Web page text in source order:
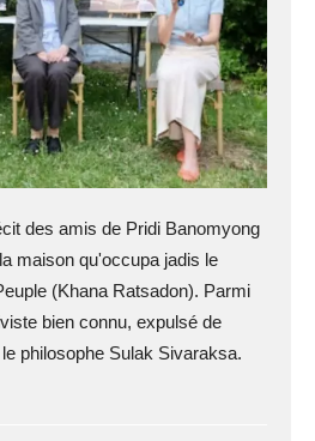
des amis de Pridi Banomyong
maison qu'occupa jadis le
(Khana Ratsadon). Parmi
bien connu, expulsé de
philosophe Sulak Sivaraksa.